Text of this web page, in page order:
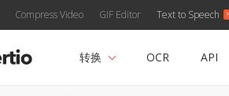
Compress Video GIF Editor Text to Speech
转换 OCR API